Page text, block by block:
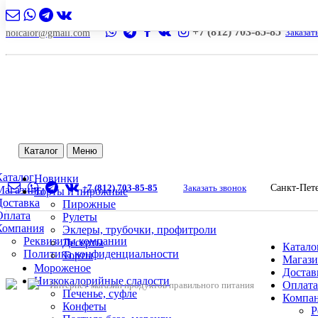
nolcalor@gmail.com +7 (812) 703-85-85
Каталог Меню
Реквизиты компании
Политика конфиденциальности
Новинки
Торты и пирожные
Пирожные
Рулеты
Эклеры, трубочки, профитроли
Десерты
Торты
Мороженое
Низкокалорийные сладости
Печенье, суфле
Конфеты
+7 (812) 703-85-85 Заказать звонок Санкт-
Интернет-магазин продуктов правильного питания
Оплата